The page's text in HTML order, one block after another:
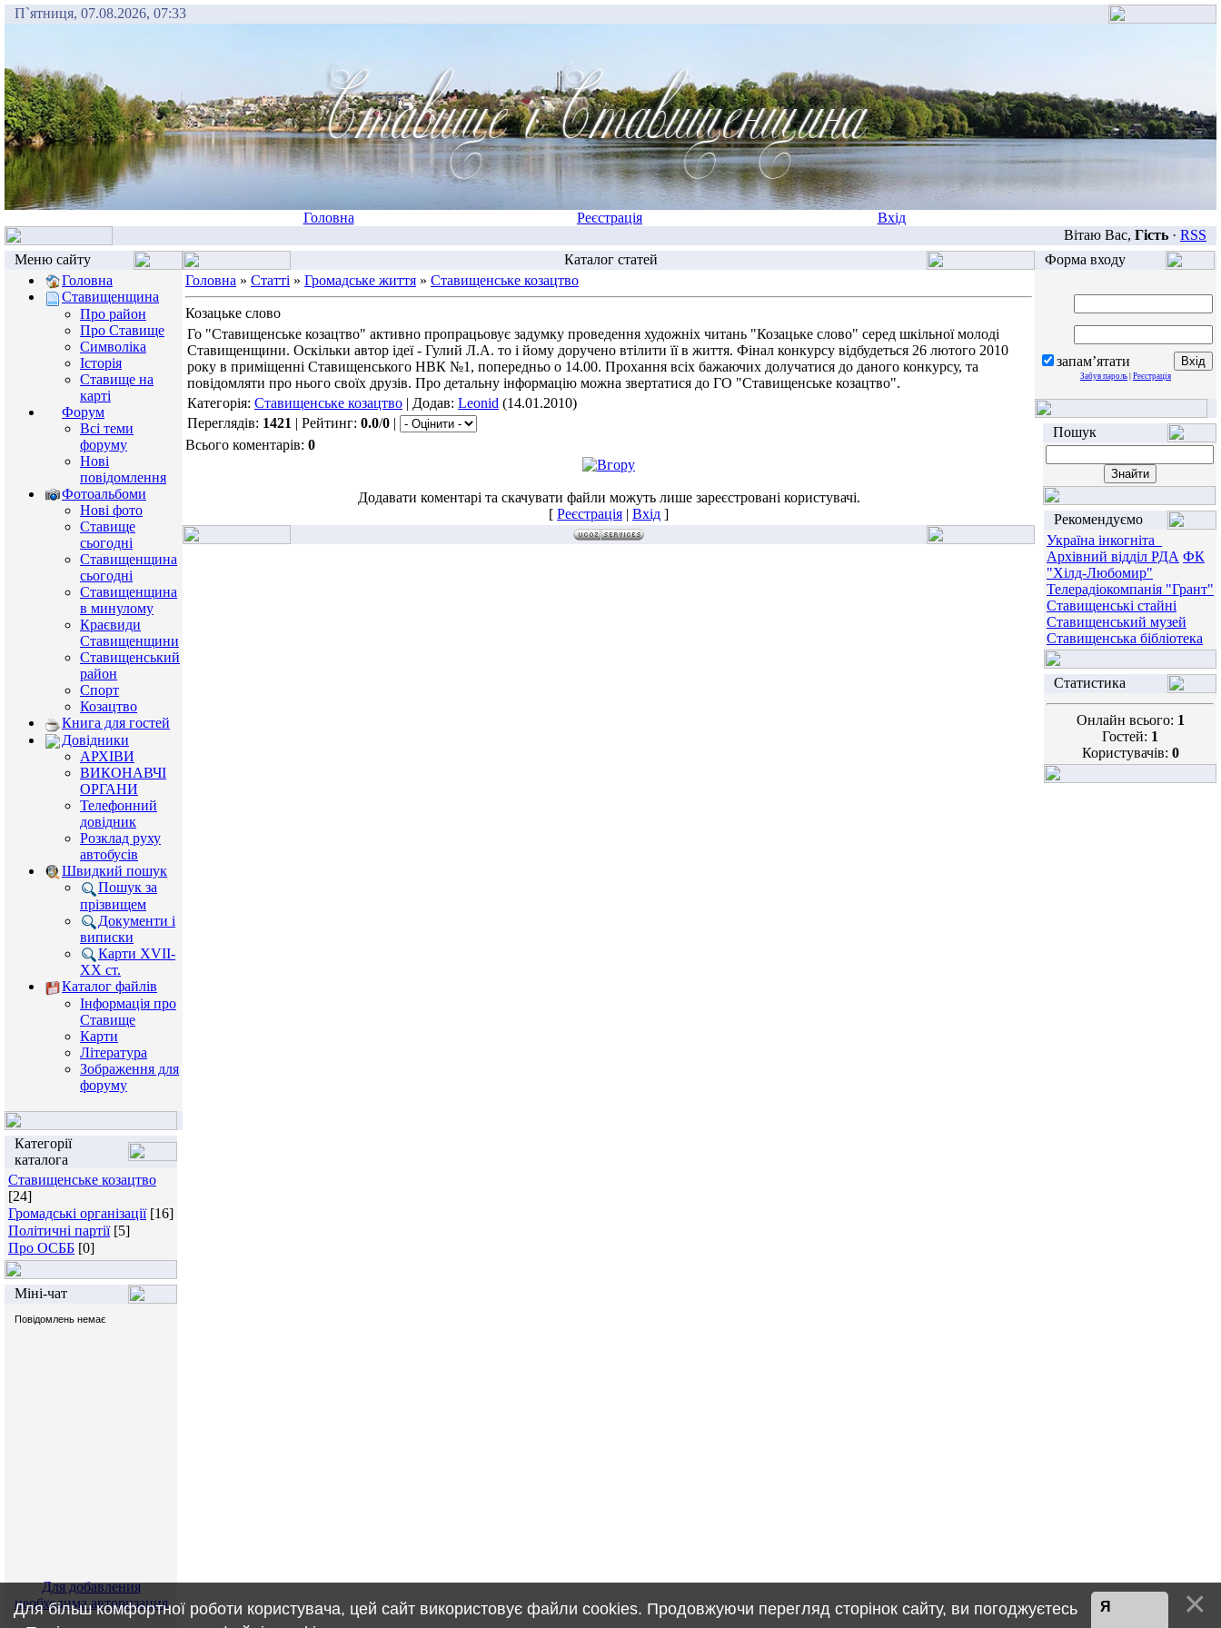
П`ятниця, 07.08.2026, 07:33
Головна Реєстрація
Вхід
Вітаю Вас, Гість · RSS
Меню сайту
Головна
Ставищенщина
Про район
Про Ставище
Символіка
Історія
Ставище на
карті
Форум
Всі теми
форуму
Нові
повідомлення
Фотоальбоми
Нові фото
Ставище
сьогодні
Ставищенщина
сьогодні
Ставищенщина
в минулому
Краєвиди
Ставищенщини
Ставищенський
район
Спорт
Козацтво
Книга для гостей
Довідники
АРХІВИ
ВИКОНАВЧІ
ОРГАНИ
Телефонний
довідник
Розклад руху
автобусів
Швидкий пошук
Пошук за
прізвищем
Документи і
виписки
Карти XVII-
XX ст.
Каталог файлів
Інформація про
Ставище
Карти
Література
Зображення для
форуму
Категорії
каталога
Ставищенське козацтво
[24]
Громадські організації [16]
Політичні партії [5]
Про ОСББ [0]
Міні-чат
Для добавления
необходима авторизация
Каталог статей
Головна » Статті » Громадське життя » Ставищенське козацтво
Козацьке слово
Го "Ставищенське козацтво" активно пропрацьовує задумку проведення художніх читань "Козацьке слово" серед шкільної молоді
Ставищенщини. Оскільки автор ідеї - Гулий Л.А. то і йому доручено втілити її в життя. Фінал конкурсу відбудеться 26 лютого 2010
року в приміщенні Ставищенського НВК №1, попередньо о 14.00. Прохання всіх бажаючих долучатися до даного конкурсу, та
повідомляти про нього своїх друзів. Про детальну інформацію можна звертатися до ГО "Ставищенське козацтво".
Категорія: Ставищенське козацтво | Додав: Leonid (14.01.2010)
Переглядів: 1421 | Рейтинг: 0.0/0 |
Всього коментарів: 0
Додавати коментарі та скачувати файли можуть лише зареєстровані користувачі.
[ Реєстрація | Вхід ]
Форма входу
запам’ятати
Забув пароль Реєстрація
Пошук
Рекомендуємо
Україна інкогніта_
Архівний відділ РДА ФК
"Хілд-Любомир"
Телерадіокомпанія "Грант"
Ставищенські стайні
Ставищенський музей
Ставищенська бібліотека
Статистика
Онлайн всього: 1
Гостей: 1
Користувачів: 0
Для більш комфортної роботи користувача, цей сайт використовує файли cookies. Продовжуючи перегляд сторінок сайту, ви погоджуєтесь
Я